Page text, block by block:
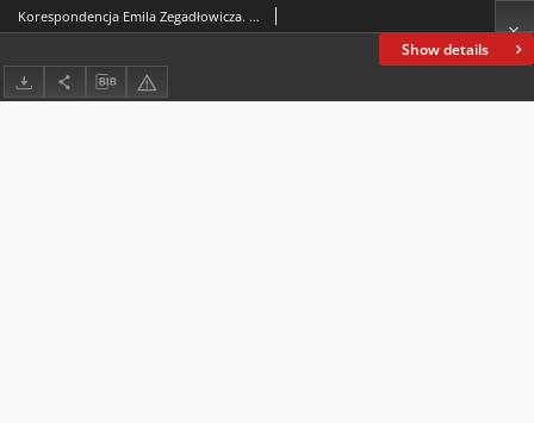
Show details
Korespondencja Emila Zegadłowicza. Listy do Emila Zegadłowicza : litery L-Ł-M-N